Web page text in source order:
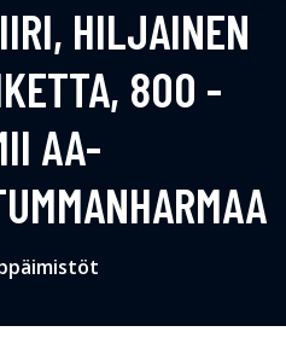
HILJAINEN
800 -
AA-